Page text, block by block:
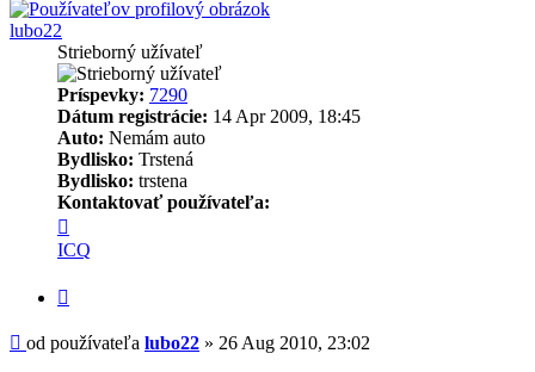
lubo22
Strieborný užívateľ
Príspevky: 7290
Dátum registrácie: 14 Apr 2009, 18:45
Auto: Nemám auto
Bydlisko: Trstená
Bydlisko: trstena
Kontaktovať používateľa:
informácie
používateľa
lubo22
ICQ
Príspevok
od používateľa lubo22 » 26 Aug 2010, 23:02